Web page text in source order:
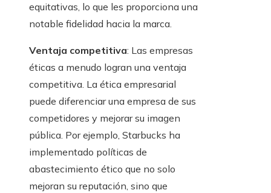
equitativas, lo que les proporciona una
notable fidelidad hacia la marca.
Ventaja competitiva: Las empresas
éticas a menudo logran una ventaja
competitiva. La ética empresarial
puede diferenciar una empresa de sus
competidores y mejorar su imagen
pública. Por ejemplo, Starbucks ha
implementado políticas de
abastecimiento ético que no solo
mejoran su reputación, sino que